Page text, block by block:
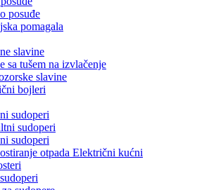
posuđe
pomagala
slavine
sa tušem na izvlačenje
slavine
bojleri
sudoperi
sudoperi
sudoperi
otpada Električni kućni